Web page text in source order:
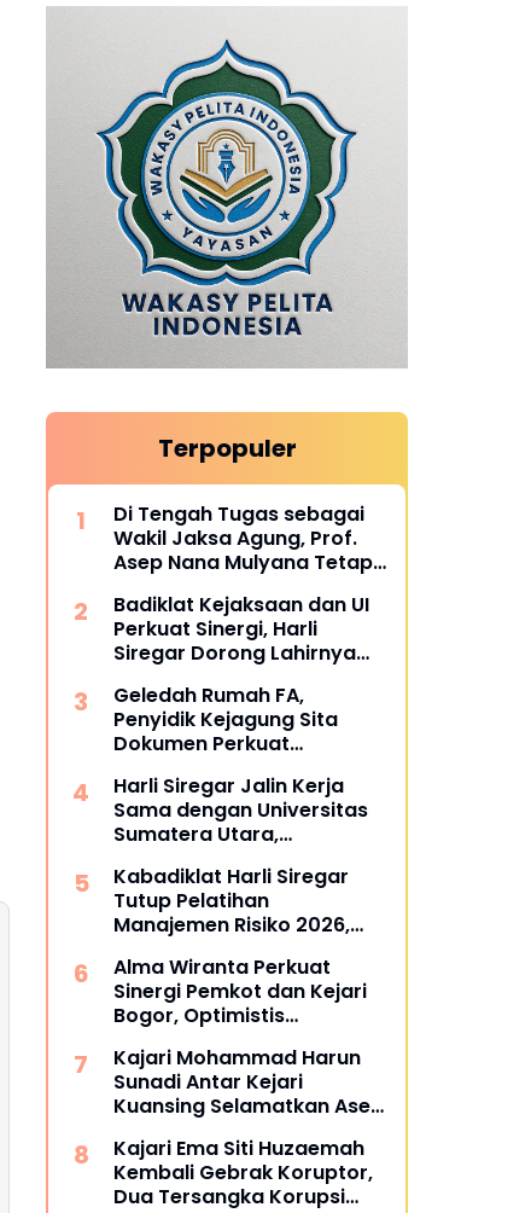
Terpopuler
Di Tengah Tugas sebagai
Wakil Jaksa Agung, Prof.
Asep Nana Mulyana Tetap
Akademik sebagai Penguji
Promosi Doktor Unpad
Badiklat Kejaksaan dan UI
Perkuat Sinergi, Harli
Siregar Dorong Lahirnya
Kejaksaan
Geledah Rumah FA,
Penyidik Kejagung Sita
Dokumen Perkuat
Harli Siregar Jalin Kerja
Sama dengan Universitas
Sumatera Utara,
Universitas Hasanuddin,
Buka Peluang Pegawai
Kejaksaan RI Tempuh
Pendidikan Doktor (S3)
Hukum
Kabadiklat Harli Siregar
Tutup Pelatihan
Manajemen Risiko 2026,
Agen Perubahan di Seluruh
Satker Kejaksaan
Alma Wiranta Perkuat
Sinergi Pemkot dan Kejari
Bogor, Optimistis
Perdata Tanpa Rugikan
Daerah
Kajari Mohammad Harun
Sunadi Antar Kejari
Kuansing Selamatkan Aset
Rp74,97 Miliar
Kajari Ema Siti Huzaemah
Kembali Gebrak Koruptor,
Dua Tersangka Korupsi